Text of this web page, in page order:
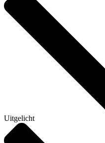
Uitgelicht